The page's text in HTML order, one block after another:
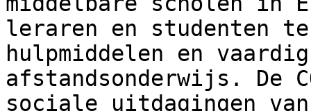
leraren en studenten
hulpmiddelen en
afstandsonderwijs. De
sociale uitdagingen